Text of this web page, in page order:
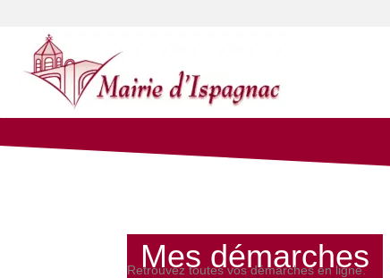
Mes démarches
Retrouvez toutes vos démarches en ligne.